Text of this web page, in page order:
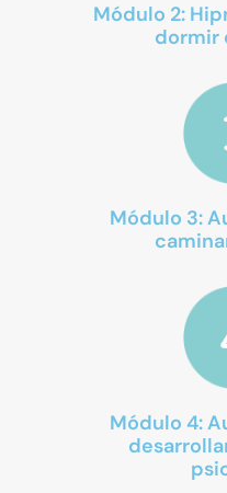
Módulo 2:
dormir
Módulo 3:
Módulo 4: